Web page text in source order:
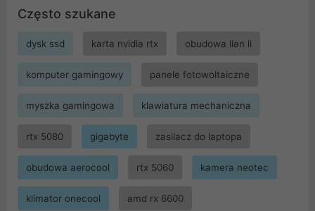
Często szukane
dysk ssd karta nvidia rtx obudowa lian li
komputer gamingowy panele fotowoltaiczne
myszka gamingowa klawiatura mechaniczna
rtx 5080 gigabyte zasilacz do laptopa
obudowa aerocool rtx 5060 kamera neotec
klimator onecool amd rx 6600